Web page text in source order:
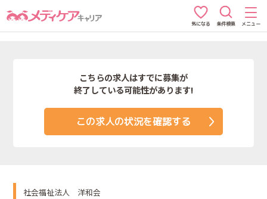
気になる 条件検索 メニュー
こちらの求人はすでに募集が
終了している可能性があります!
この求人の状況を確認する
社会福祉法人 洋和会